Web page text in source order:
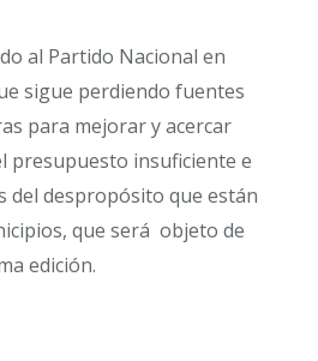
al Partido Nacional en
sigue perdiendo fuentes
para mejorar y acercar
presupuesto insuficiente e
del despropósito que están
que será objeto de
edición.